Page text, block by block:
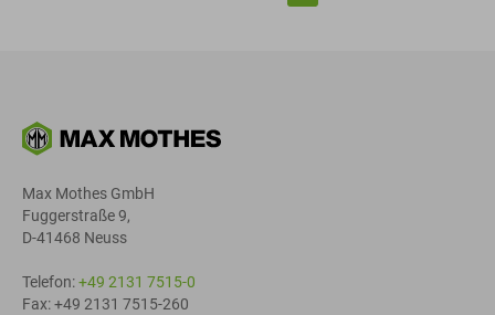
Max Mothes GmbH
Fuggerstraße 9,
D-41468 Neuss
Telefon:+49 2131 7515-0
Fax: +49 2131 7515-260